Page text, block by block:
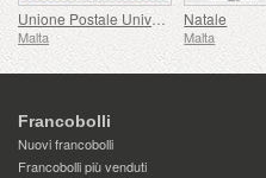
Unione Postale Universale - 150° Anniversario
Malta
Natale
Malta
Francobolli
Nuovi francobolli
Francobolli più venduti